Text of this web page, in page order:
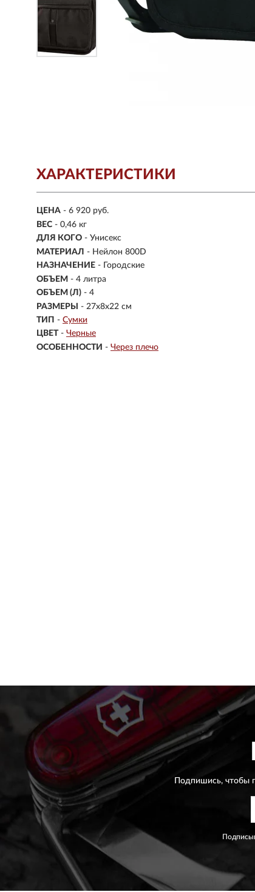
ХАРАКТЕРИСТИКИ
ЦЕНА - 6 920 руб.
ВЕС - 0,46 кг
ДЛЯ КОГО - Унисекс
МАТЕРИАЛ - Нейлон 800D
НАЗНАЧЕНИЕ - Городские
ОБЪЕМ - 4 литра
ОБЪЕМ (Л) - 4
РАЗМЕРЫ
- 27x8x22 см
ТИП - Сумки
ЦВЕТ - Черные
ОСОБЕННОСТИ - Через плечо
Подпишись, чтобы